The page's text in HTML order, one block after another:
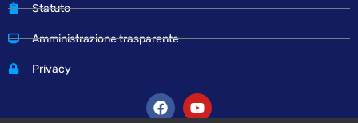
Statuto
Amministrazione trasparente
Privacy